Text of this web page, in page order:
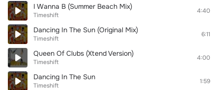
I Wanna B (Summer Beach Mix)
Timeshift
4:40
Dancing In The Sun (Original Mix)
Timeshift
6:11
Queen Of Clubs (Xtend Version)
Timeshift
4:00
Dancing In The Sun
Timeshift
1:59